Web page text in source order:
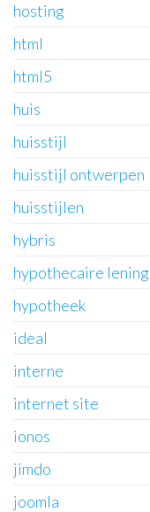
hosting
html
html5
huis
huisstijl
huisstijl ontwerpen
huisstijlen
hybris
hypothecaire lening
hypotheek
ideal
interne
internet site
ionos
jimdo
joomla